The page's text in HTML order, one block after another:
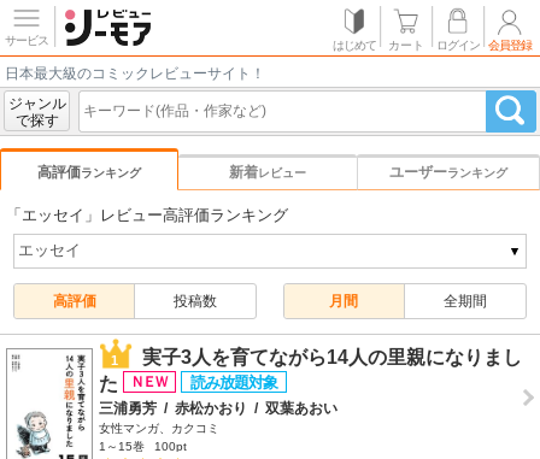
サービス はじめて カート ログイン 会員登録
日本最大級のコミックレビューサイト！
ジャンル
で探す
高評価ランキング 新着レビュー ユーザーランキング
「エッセイ」レビュー高評価ランキング
高評価 投稿数 月間 全期間
1
実子3人を育てながら14人の里親になりまし
た
三浦勇芳 / 赤松かおり / 双葉あおい
女性マンガ、カクコミ
1～15巻
100pt